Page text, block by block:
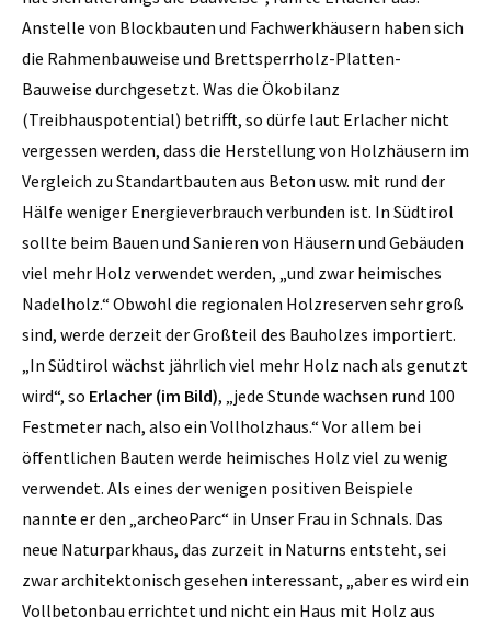
Anstelle von Blockbauten und Fachwerkhäusern haben sich
die Rahmenbauweise und Brettsperrholz-Platten-
Bauweise durchgesetzt. Was die Ökobilanz
(Treibhauspotential) betrifft, so dürfe laut Erlacher nicht
vergessen werden, dass die Herstellung von Holzhäusern im
Vergleich zu Standartbauten aus Beton usw. mit rund der
Hälfe weniger Energieverbrauch verbunden ist. In Südtirol
sollte beim Bauen und Sanieren von Häusern und Gebäuden
viel mehr Holz verwendet werden, „und zwar heimisches
Nadelholz.“ Obwohl die regionalen Holzreserven sehr groß
sind, werde derzeit der Großteil des Bauholzes importiert.
„In Südtirol wächst jährlich viel mehr Holz nach als genutzt
wird“, so Erlacher (im Bild), „jede Stunde wachsen rund 100
Festmeter nach, also ein Vollholzhaus.“ Vor allem bei
öffentlichen Bauten werde heimisches Holz viel zu wenig
verwendet. Als eines der wenigen positiven Beispiele
nannte er den „archeoParc“ in Unser Frau in Schnals. Das
neue Naturparkhaus, das zurzeit in Naturns entsteht, sei
zwar architektonisch gesehen interessant, „aber es wird ein
Vollbetonbau errichtet und nicht ein Haus mit Holz aus